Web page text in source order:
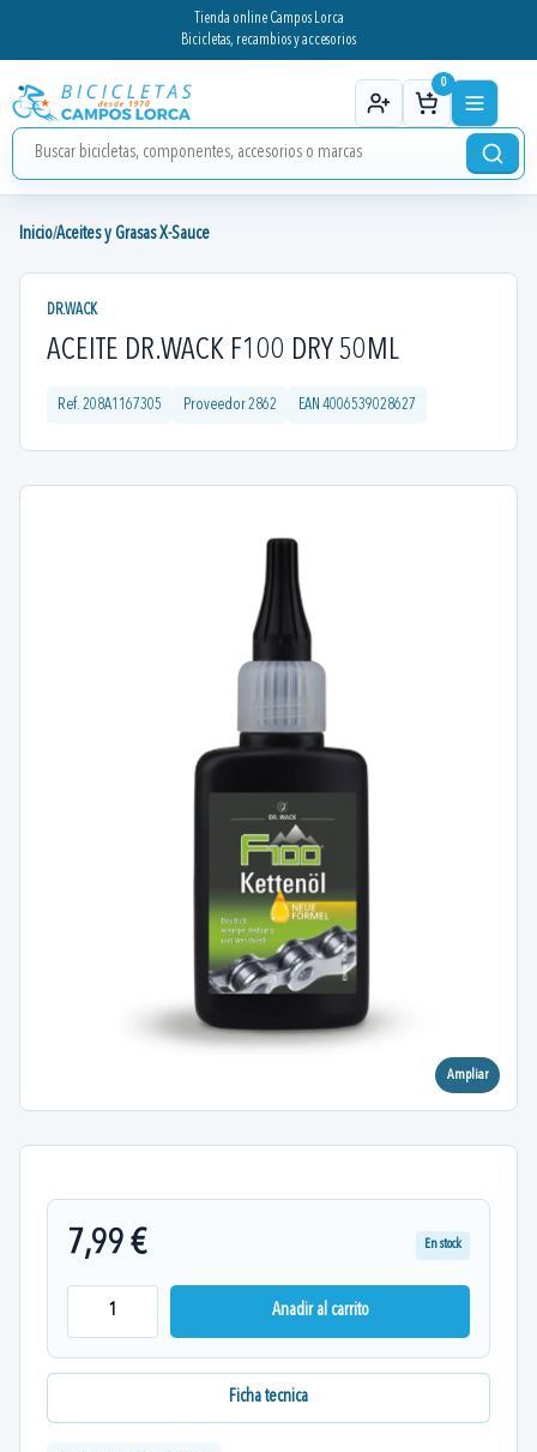
Tienda online Campos Lorca
Bicicletas, recambios y accesorios
0
Inicio/Aceites y Grasas X-Sauce
DR.WACK
ACEITE DR.WACK F100 DRY 50ML
Ref. 208A1167305 Proveedor2862 EAN 4006539028627
Ampliar
7,99 € En stock
Anadir al carrito
Ficha tecnica